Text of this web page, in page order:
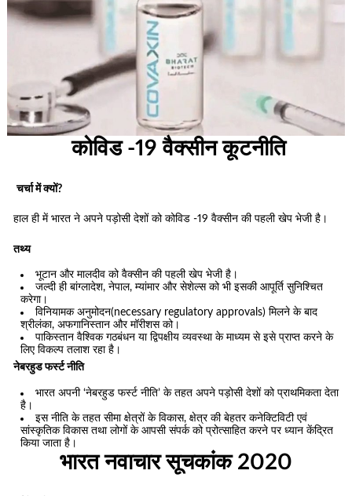
कोविड -19 वैक्सीन कूटनीति
चर्चा में क्यों?
हाल ही में भारत ने अपने पड़ोसी देशों को कोविड -19 वैक्सीन की पहली खेप भेजी है।
तथ्य
भूटान और मालदीव को वैक्सीन की पहली खेप भेजी है।
जल्दी ही बांग्लादेश, नेपाल, म्यांमार और सेशेल्स को भी इसकी आपूर्ति सुनिश्चित
करेगा।
विनियामक अनुमोदन(necessary regulatory approvals) मिलने के बाद
श्रीलंका, अफगानिस्तान और मॉरीशस को।
पाकिस्तान वैश्विक गठबंधन या द्विपक्षीय व्यवस्था के माध्यम से इसे प्राप्त करने के
लिए विकल्प तलाश रहा है।
नेबरहुड फर्स्ट नीति
भारत अपनी ‘नेबरहुड फर्स्ट नीति’ के तहत अपने पड़ोसी देशों को प्राथमिकता देता
है।
इस नीति के तहत सीमा क्षेत्रों के विकास, क्षेत्र की बेहतर कनेक्टिविटी एवं
सांस्कृतिक विकास तथा लोगों के आपसी संपर्क को प्रोत्साहित करने पर ध्यान केंद्रित
किया जाता है।
भारत नवाचार सूचकांक 2020